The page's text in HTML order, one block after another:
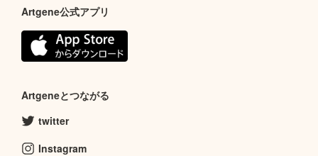
Artgene公式アプリ
Artgeneとつながる
twitter
Instagram